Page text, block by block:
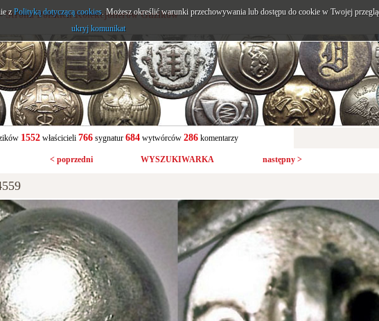
Strona Polskich Kolekcjonerów Guzików
1552właścicieli 766sygnatur 684wytwórców 286komentarzy
< poprzedni WYSZUKIWARKA następny >
zPolityką dotyczącą cookies. Możesz określić warunki przechowywania lub dostępu do cookie w Twojej
ukryj komunikat